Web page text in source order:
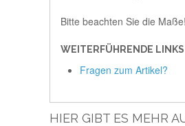
Bitte beachten Sie die
WEITERFÜHRENDE
Fragen zum Artikel?
HIER GIBT ES MEHR